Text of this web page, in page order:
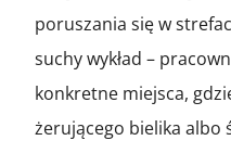
poruszania się w
suchy wykład –
konkretne miejsca,
żerującego bielika albo